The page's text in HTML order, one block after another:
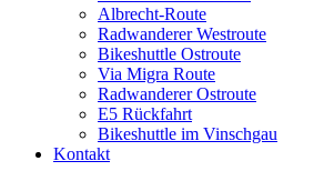
Albrecht-Route
Radwanderer Westroute
Bikeshuttle Ostroute
Via Migra Route
Radwanderer Ostroute
E5 Rückfahrt
Bikeshuttle im Vinschgau
Kontakt